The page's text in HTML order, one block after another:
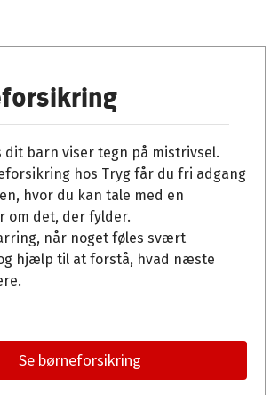
dit barn viser tegn på mistrivsel.
hos Tryg får du fri adgang
hvor du kan tale med en
om det, der fylder.
når noget føles svært
hjælp til at forstå, hvad næste
Se børneforsikring